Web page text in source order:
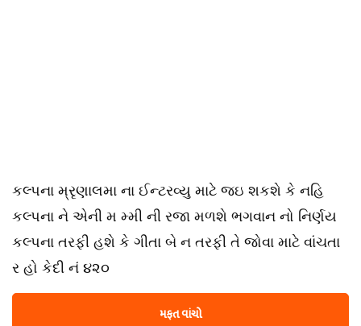
કલ્પના મ્રૃણાલમા ના ઈન્ટરવ્યુ માટે જઇ શકશે કે નહિ
કલ્પના ને એની મ મ્મી ની રજા મળશે ભગવાન નો નિર્ણય
કલ્પના તરફી હશે કે ગીતા બે ન તરફી તે જોવા માટે વાંચતા
ર હો કેદી નં ૪૨૦
મફત વાંચો